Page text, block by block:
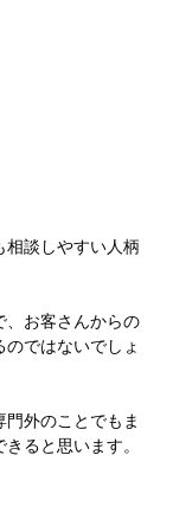
相談しやすい人柄
、お客さんからの
ではないでしょ
外のことでもま
ると思います。